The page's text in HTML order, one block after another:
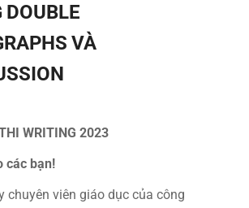
DOUBLE
VÀ
WRITING 2023
các bạn!
chuyên viên giáo dục của công